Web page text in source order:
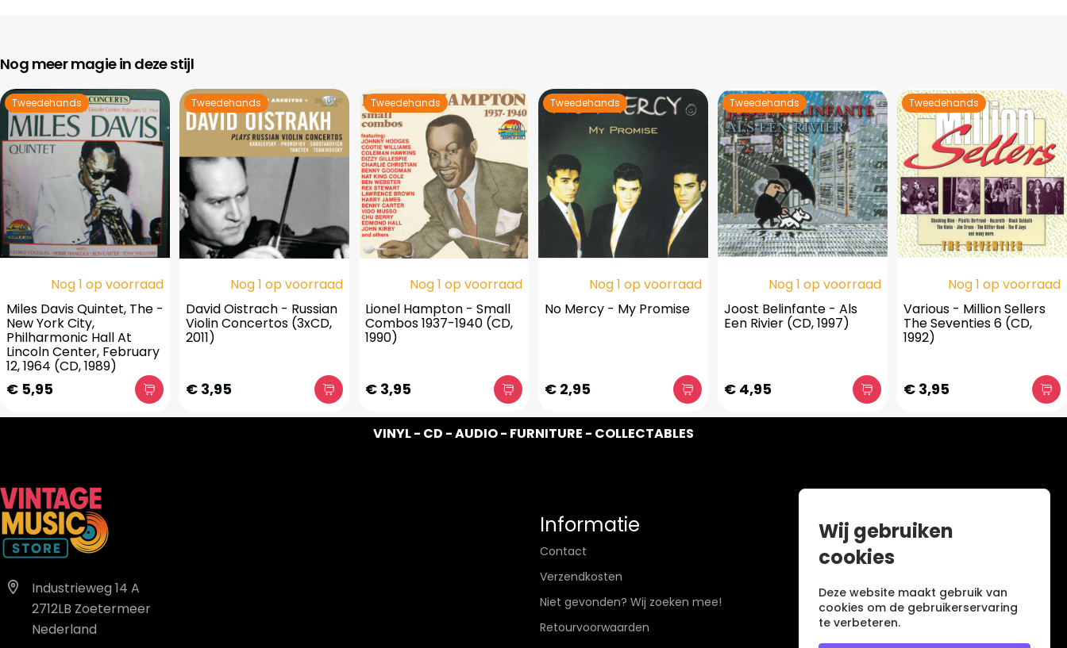
Nog meer magie in deze stijl
Tweedehands
Nog 1 op voorraad
Miles Davis Quintet, The -
New York City,
Philharmonic Hall At
Lincoln Center, February
12, 1964 (CD, 1989)
€ 5,95
Tweedehands
Nog 1 op voorraad
David Oistrach - Russian
Violin Concertos (3xCD,
2011)
€ 3,95
Tweedehands
Nog 1 op voorraad
Lionel Hampton - Small
Combos 1937-1940 (CD,
1990)
€ 3,95
Tweedehands
Nog 1 op voorraad
No Mercy - My Promise
€ 2,95
Tweedehands
Nog 1 op voorraad
Joost Belinfante - Als
Een Rivier (CD, 1997)
€ 4,95
Tweedehands
Nog 1 op voorraad
Various - Million Sellers
The Seventies 6 (CD,
1992)
€ 3,95
VINYL - CD - AUDIO - FURNITURE - COLLECTABLES
Industrieweg 14 A
2712LB Zoetermeer
Nederland
Informatie
Contact
Verzendkosten
Niet gevonden? Wij zoeken mee!
Retourvoorwaarden
Wij gebruiken
cookies
Deze website maakt gebruik van
cookies om de gebruikerservaring
te verbeteren.